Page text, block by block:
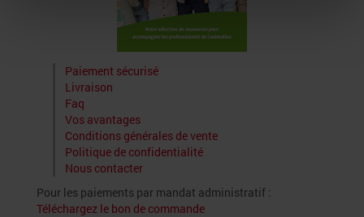
Paiement sécurisé
Livraison
Faq
Vos avantages
Conditions générales de vente
Politique de confidentialité
Nous contacter
Pour les paiements par mandat administratif :
Téléchargez le bon de commande